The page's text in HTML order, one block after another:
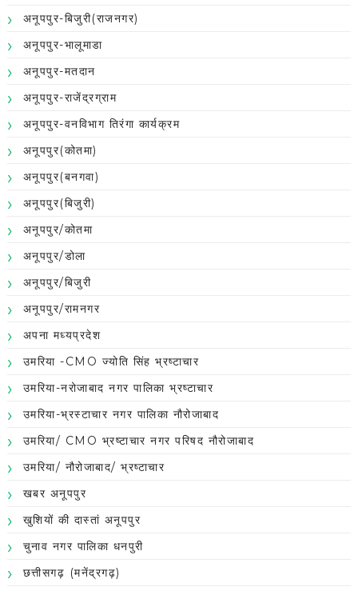
अनूपपुर-बिजुरी(राजनगर)
अनूपपुर-भालूमाडा
अनूपपुर-मतदान
अनूपपुर-राजेंद्रग्राम
अनूपपुर-वनविभाग तिरंगा कार्यक्रम
अनूपपुर(कोतमा)
अनूपपुर(बनगवा)
अनूपपुर(बिजुरी)
अनूपपुर/कोतमा
अनूपपुर/डोला
अनूपपुर/बिजुरी
अनूपपुर/रामनगर
अपना मध्यप्रदेश
उमरिया -CMO ज्योति सिंह भ्रष्टाचार
उमरिया-नरोजाबाद नगर पालिका भ्रष्टाचार
उमरिया-भ्रस्टाचार नगर पालिका नौरोजाबाद
उमरिया/ CMO भ्रष्टाचार नगर परिषद नौरोजाबाद
उमरिया/ नौरोजाबाद/ भ्रष्टाचार
खबर अनूपपुर
खुशियों की दास्तां अनूपपुर
चुनाव नगर पालिका धनपुरी
छत्तीसगढ़ (मनेंद्रगढ़)